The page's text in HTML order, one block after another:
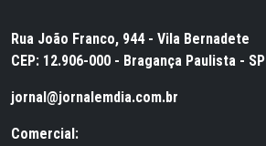
Rua João Franco, 944 - Vila Bernadete
CEP: 12.906-000 - Bragança Paulista - SP
jornal@jornalemdia.com.br
Comercial: